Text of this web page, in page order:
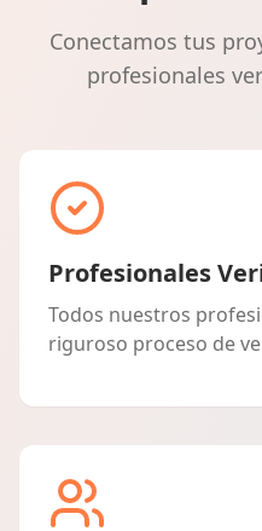
Conectamos tus
profesionales
Profesionales
Todos nuestros
riguroso proceso de